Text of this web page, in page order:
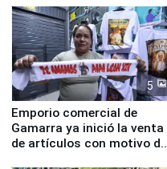
educación, salud y empleo
5
Emporio comercial de
Gamarra ya inició la venta
de artículos con motivo de